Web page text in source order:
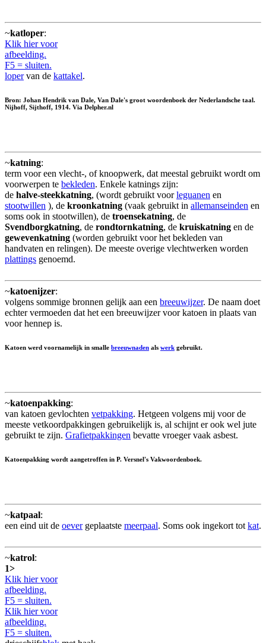
~katloper:
Klik hier voor
afbeelding.
F5 = sluiten.
lopervan de kattakel.
Bron: Johan Hendrik van Dale, Van Dale's groot woordenboek der Nederlandsche taal.
Nijhoff, Sijthoff, 1914. Via Delpher.nl
~katning:
term voor een vlecht-, of knoopwerk, dat meestal gebruikt wordt om
voorwerpen te bekleden. Enkele katnings zijn:
de halve-steekkatning, (wordt gebruikt voorleguanen en
stootwillen ), de kroonkatning (vaak gebruikt in allemanseinden en
soms ook in stootwillen), de troensekatning, de
Svendborgkatning, de rondtornkatning, de kruiskatning en de
gewevenkatning (worden gebruikt voor het bekleden van
handvaten en relingen). De meeste overige vlechtwerken worden
plattings genoemd.
~katoenijzer:
volgens sommige bronnen gelijk aan een breeuwijzer. De naam doet
echter vermoeden dat het een breeuwijzer voor katoen in plaats van
voor hennep is.
Katoen werd voornamelijk in smalle breeuwnaden als werk gebruikt.
~katoenpakking:
van katoen gevlochten vetpakking. Hetgeen volgens mij voor de
meeste vetkoordpakkingen gebruikelijk is, al schijnt er ook wel jute
gebruikt te zijn. Grafietpakkingen bevatte vroeger vaak asbest.
Katoenpakking wordt aangetroffen in P. Versnel's Vakwoordenboek.
~katpaal:
een eind uit de oevergeplaatste meerpaal. Soms ook ingekort tot kat.
~katrol:
1>
Klik hier voor
afbeelding.
F5 = sluiten.
Klik hier voor
afbeelding.
F5 = sluiten.